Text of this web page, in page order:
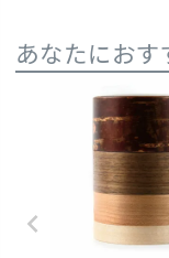
あなたにおす